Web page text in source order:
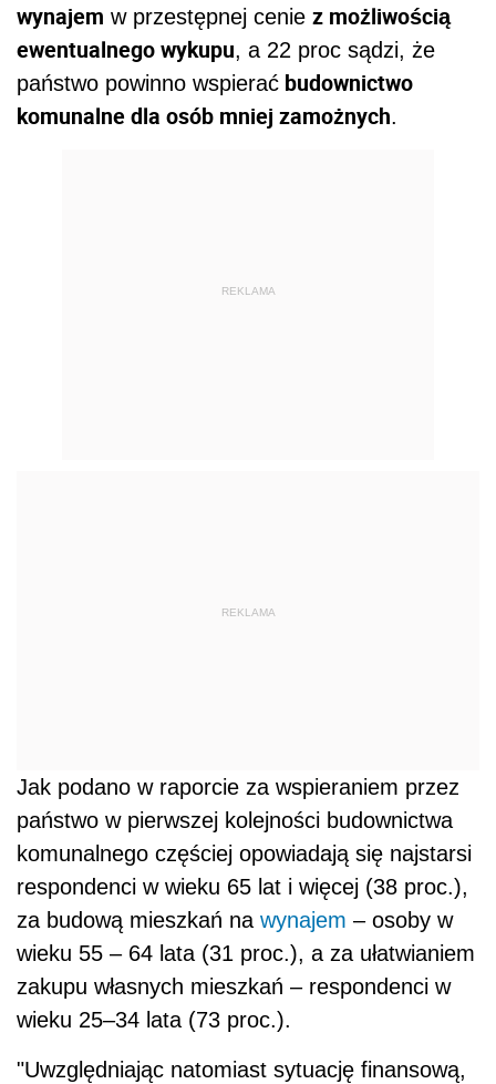
wynajem w przestępnej cenie z możliwością
ewentualnego wykupu, a 22 proc sądzi, że
państwo powinno wspierać budownictwo
komunalne dla osób mniej zamożnych.
REKLAMA
REKLAMA
Jak podano w raporcie za wspieraniem przez
państwo w pierwszej kolejności budownictwa
komunalnego częściej opowiadają się najstarsi
respondenci w wieku 65 lat i więcej (38 proc.),
za budową mieszkań na wynajem – osoby w
wieku 55 – 64 lata (31 proc.), a za ułatwianiem
zakupu własnych mieszkań – respondenci w
wieku 25–34 lata (73 proc.).
"Uwzględniając natomiast sytuację finansową,